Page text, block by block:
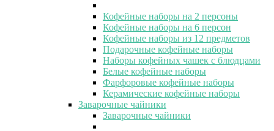
Кофейные наборы на 2 персоны
Кофейные наборы на 6 персон
Кофейные наборы из 12 предметов
Подарочные кофейные наборы
Наборы кофейных чашек с блюдцами
Белые кофейные наборы
Фарфоровые кофейные наборы
Керамические кофейные наборы
Заварочные чайники
Заварочные чайники